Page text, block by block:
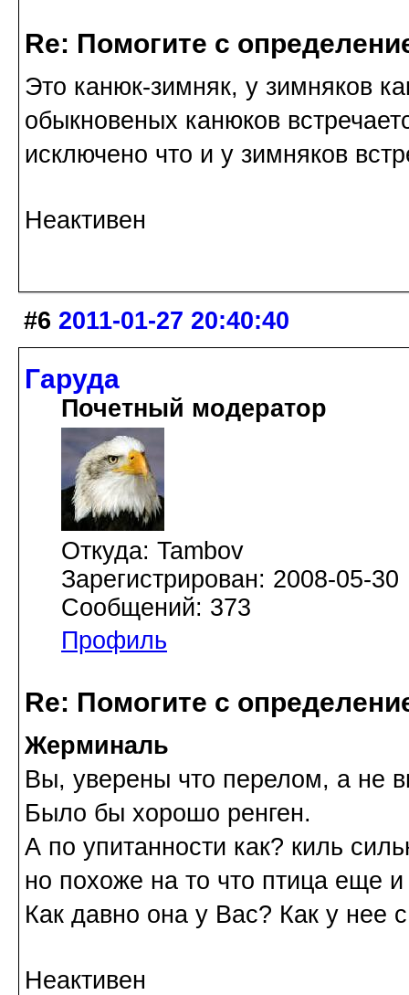
Re: Помогите с
Это канюк-зимняк, у зимняков
обыкновеных канюков
исключено что и у зимняков
Неактивен
#6 2011-01-27 20:40:40
Гаруда
Почетный модератор
Откуда: Tambov
Зарегистрирован: 2008-05-30
Сообщений: 373
Профиль
Re: Помогите с
Жерминаль
Вы, уверены что перелом, а не
Было бы хорошо ренген.
А по упитанности как? киль
но похоже на то что птица еще
Как давно она у Вас? Как у нее
Неактивен